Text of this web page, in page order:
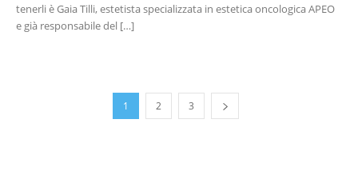
tenerli è Gaia Tilli, estetista specializzata in estetica oncologica APEO
e già responsabile del […]
1 2 3